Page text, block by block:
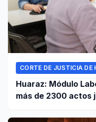
CORTE DE JUSTICIA DE
Huaraz: Módulo
más de 2300 actos